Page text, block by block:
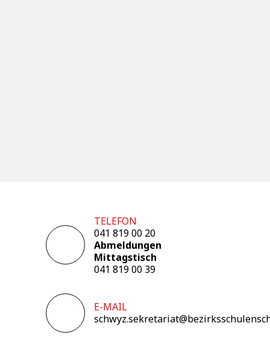
TELEFON
041 819 00 20
Abmeldungen
Mittagstisch
041 819 00 39
E-MAIL